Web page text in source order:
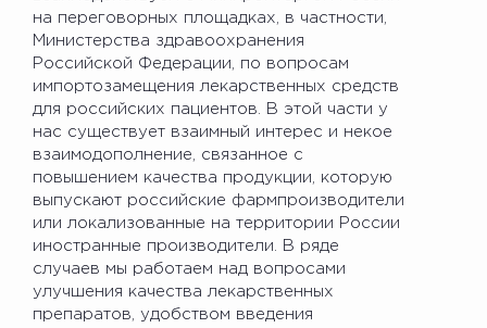
на переговорных площадках, в частности,
Министерства здравоохранения
Российской Федерации, по вопросам
импортозамещения лекарственных средств
для российских пациентов. В этой части у
нас существует взаимный интерес и некое
взаимодополнение, связанное с
повышением качества продукции, которую
выпускают российские фармпроизводители
или локализованные на территории России
иностранные производители. В ряде
случаев мы работаем над вопросами
улучшения качества лекарственных
препаратов, удобством введения